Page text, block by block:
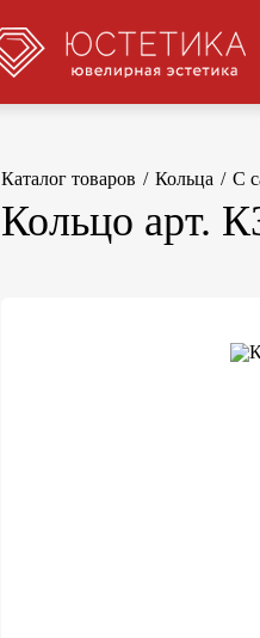
Каталог товаров / Кольца / C
Кольцо арт.